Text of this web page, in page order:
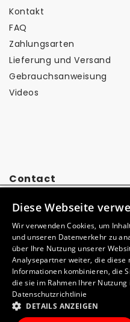
Kontakt
FAQ
Zahlungsarten
Lieferung und Versand
Gebrauchsanweisung
Videos
Contact
Zahlungsmethoden
© 2026,Angelus Brand
Diese Webseite
Wir verwenden Cookies, um
und unseren Datenverkehr zu
über Ihre Nutzung unserer
Analysepartner weiter, die
Informationen kombinieren, die
die sie im Rahmen Ihrer
Datenschutzrichtlinie
DETAILS ANZEIGEN